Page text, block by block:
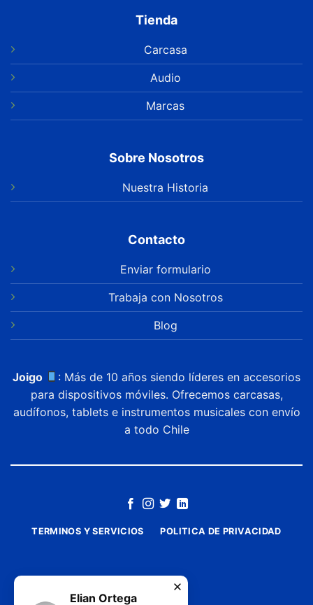
Tienda
Carcasa
Audio
Marcas
Sobre Nosotros
Nuestra Historia
Contacto
Enviar formulario
Trabaja con Nosotros
Blog
Joigo
: Más de 10 años siendo líderes en accesorios
para dispositivos móviles. Ofrecemos carcasas,
audífonos, tablets e instrumentos musicales con envío
a todo Chile
TERMINOS Y SERVICIOS POLITICA DE PRIVACIDAD
Elian Ortega